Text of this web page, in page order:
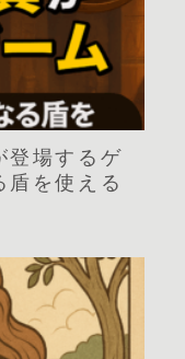
登場するゲ
盾を使える